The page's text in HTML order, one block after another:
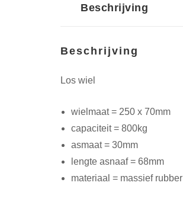
Beschrijving
Beschrijving
Los wiel
wielmaat = 250 x 70mm
capaciteit = 800kg
asmaat = 30mm
lengte asnaaf = 68mm
materiaal = massief rubber